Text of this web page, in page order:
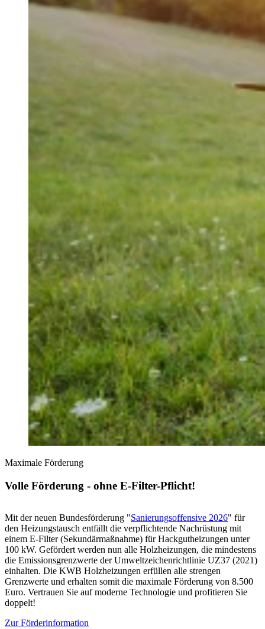
Maximale Förderung
Volle Förderung - ohne E-Filter-Pflicht!
Mit der neuen Bundesförderung "Sanierungsoffensive 2026" für
den Heizungstausch entfällt die verpflichtende Nachrüstung mit
einem E-Filter (Sekundärmaßnahme) für Hackgutheizungen unter
100 kW. Gefördert werden nun alle Holzheizungen, die mindestens
die Emissionsgrenzwerte der Umweltzeichenrichtlinie UZ37 (2021)
einhalten. Die KWB Holzheizungen erfüllen alle strengen
Grenzwerte und erhalten somit die maximale Förderung von 8.500
Euro. Vertrauen Sie auf moderne Technologie und profitieren Sie
doppelt!
Zur Förderinformation